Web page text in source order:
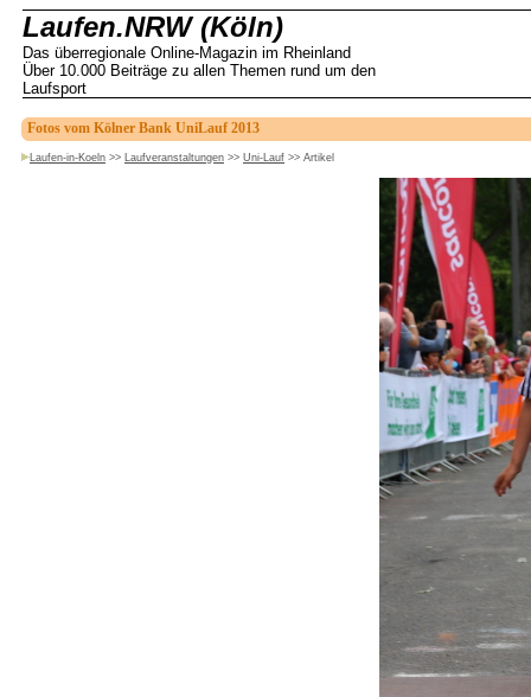
Laufen.NRW (Köln)
Das überregionale Online-Magazin im Rheinland
Über 10.000 Beiträge zu allen Themen rund um den
Laufsport
Fotos vom Kölner Bank UniLauf 2013
Laufen-in-Koeln >> Laufveranstaltungen >> Uni-Lauf >> Artikel